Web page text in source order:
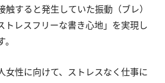
すると発生していた振動（ブレ）
トレスフリーな書き心地」を実現し
女性に向けて、ストレスなく仕事に